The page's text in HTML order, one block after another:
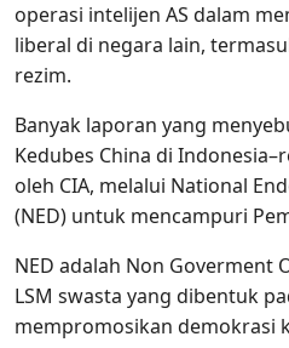
operasi intelijen AS dalam
liberal di negara lain,
rezim.
Banyak laporan yang
Kedubes China di
oleh CIA, melalui National
(NED) untuk mencampuri
NED adalah Non Goverment
LSM swasta yang dibentuk
mempromosikan demokrasi